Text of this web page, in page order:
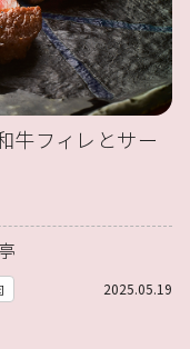
牛フィレとサー
2025.05.19